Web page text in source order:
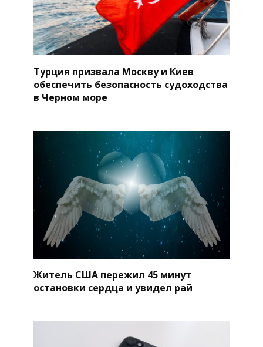
Турция призвала Москву и Киев
обеспечить безопасность судоходства
в Черном море
Житель США пережил 45 минут
остановки сердца и увидел рай